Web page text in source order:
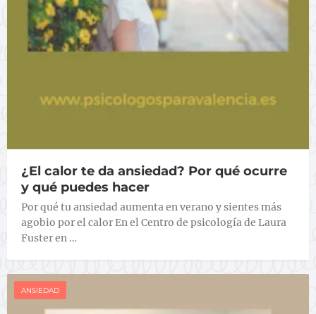
¿El calor te da ansiedad? Por qué ocurre
y qué puedes hacer
Por qué tu ansiedad aumenta en verano y sientes más
agobio por el calor En el Centro de psicología de Laura
Fuster en …
ANSIEDAD